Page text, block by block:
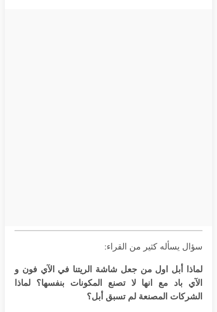
سؤال يسأله كثير من القراء:
لماذا أبل اول من جعل شاشة الريتنا في الآي فون و
الآي باد مع انها لا تصنع المكونات بنفسها؟ لماذا
الشركات المصنعة لم تسبق أبل؟